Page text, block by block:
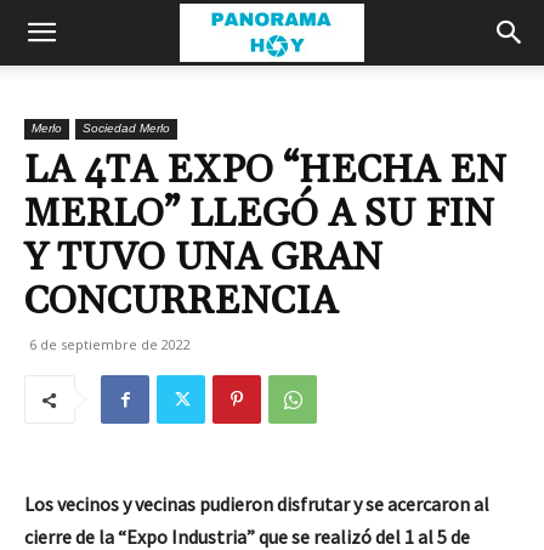
Merlo Sociedad Merlo
LA 4TA EXPO “HECHA EN
MERLO” LLEGÓ A SU FIN
Y TUVO UNA GRAN
CONCURRENCIA
6 de septiembre de 2022
Los vecinos y vecinas pudieron disfrutar y se acercaron al
cierre de la “Expo Industria” que se realizó del 1 al 5 de